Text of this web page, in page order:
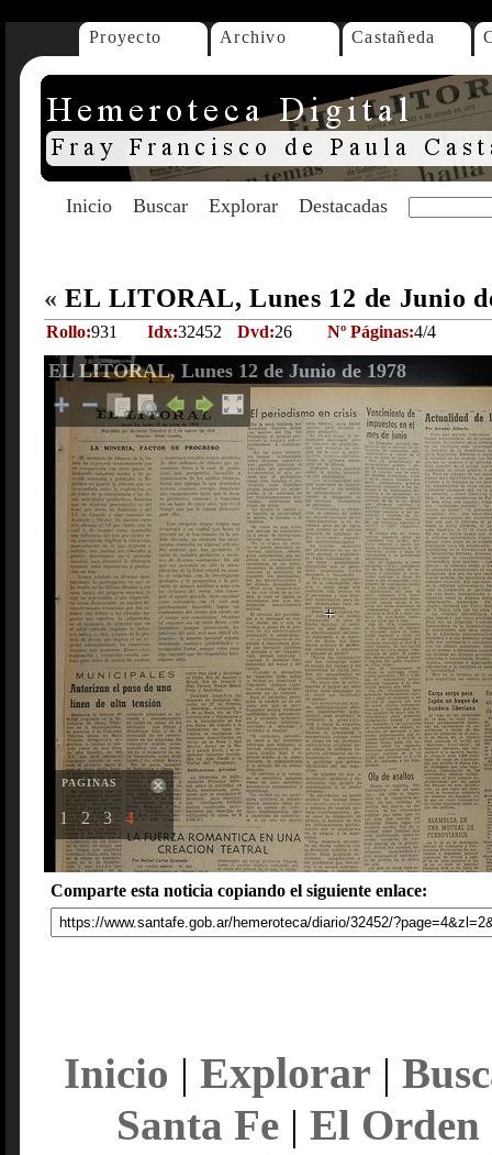
Proyecto Archivo Castañeda
Inicio Buscar Explorar Destacadas
« EL LITORAL, Lunes 12 de Junio
Rollo:931 Idx:32452 Dvd:26 Nº Páginas:4/4
EL LITORAL, Lunes 12 de Junio de 1978
PAGINAS
1 2 3 4
Comparte esta noticia copiando el siguiente enlace:
Inicio | Explorar |
Santa Fe| El Orden